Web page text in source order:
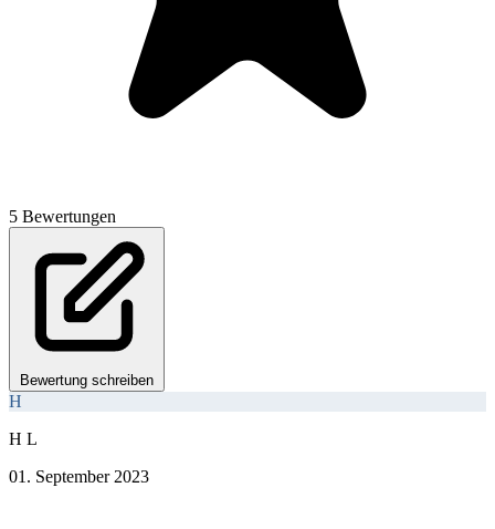
5 Bewertungen
Bewertung schreiben
H
H L
01. September 2023